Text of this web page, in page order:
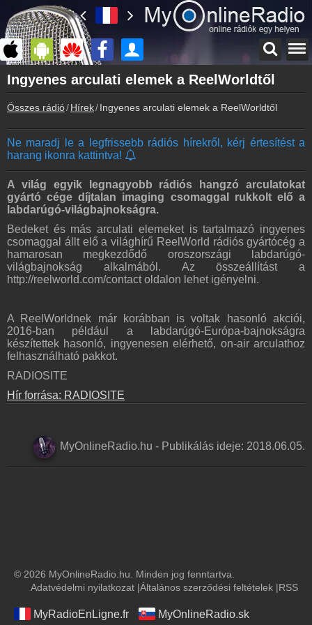
Főoldal
myonlineradio.hu
Bejelentkezés
Kapcsolat
Írj nekünk!
Partnerek
Rádiós partnerek
Rádió beágyazás
Ágyazd be weboldaladba
Online rádió készítés
Készítés lépésről lépésre
Ingyenes arculati elemek a ReelWorldtől
Összes rádió Hírek Ingyenes arculati elemek a ReelWorldtől
Ne maradj le a legfrissebb rádiós hírekről, kérj értesítést a
harang ikonra kattintva!
A világ egyik legnagyobb rádiós hangzó arculatokat
gyártó cége díjtalan imaging csomaggal rukkolt elő a
labdarúgó-világbajnokságra.
Bedeket és más arculati elemeket is tartalmazó ingyenes
csomaggal állt elő a világhírű ReelWorld rádiós gyártócég a
hamarosan megkezdődő oroszországi labdarúgó-
világbajnokság alkalmából. Az összeállítást a
http://reelworld.com/contact oldalon lehet igényelni.
A ReelWorldnek már korábban is voltak hasonló akciói,
2016-ban például a labdarúgó-Európa-bajnokságra
készítettek hasonló, ingyenesen elérhető, on-air arculathoz
felhasználható pakkot.
RADIOSITE
Hír forrása: RADIOSITE
MyOnlineRadio.hu - Publikálás ideje: 2018.06.05.
© 2026 MyOnlineRadio.hu. Minden jog fenntartva.
Adatvédelmi nyilatkozat |Általános szerződési feltételek |RSS
MyRadioEnLigne.fr MyOnlineRadio.sk